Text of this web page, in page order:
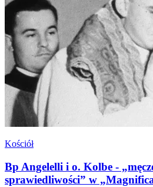
Kościół
Bp Angelelli i o. Kolbe -
sprawiedliwości” w